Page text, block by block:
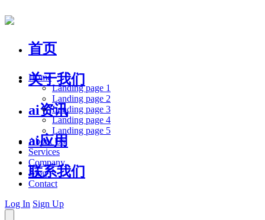
首页
关于我们
ai资讯
ai应用
联系我们
Home
Landing page 1
Landing page 2
Landing page 3
Landing page 4
Landing page 5
About Us
Services
Company
Blog
Contact
Log In Sign Up